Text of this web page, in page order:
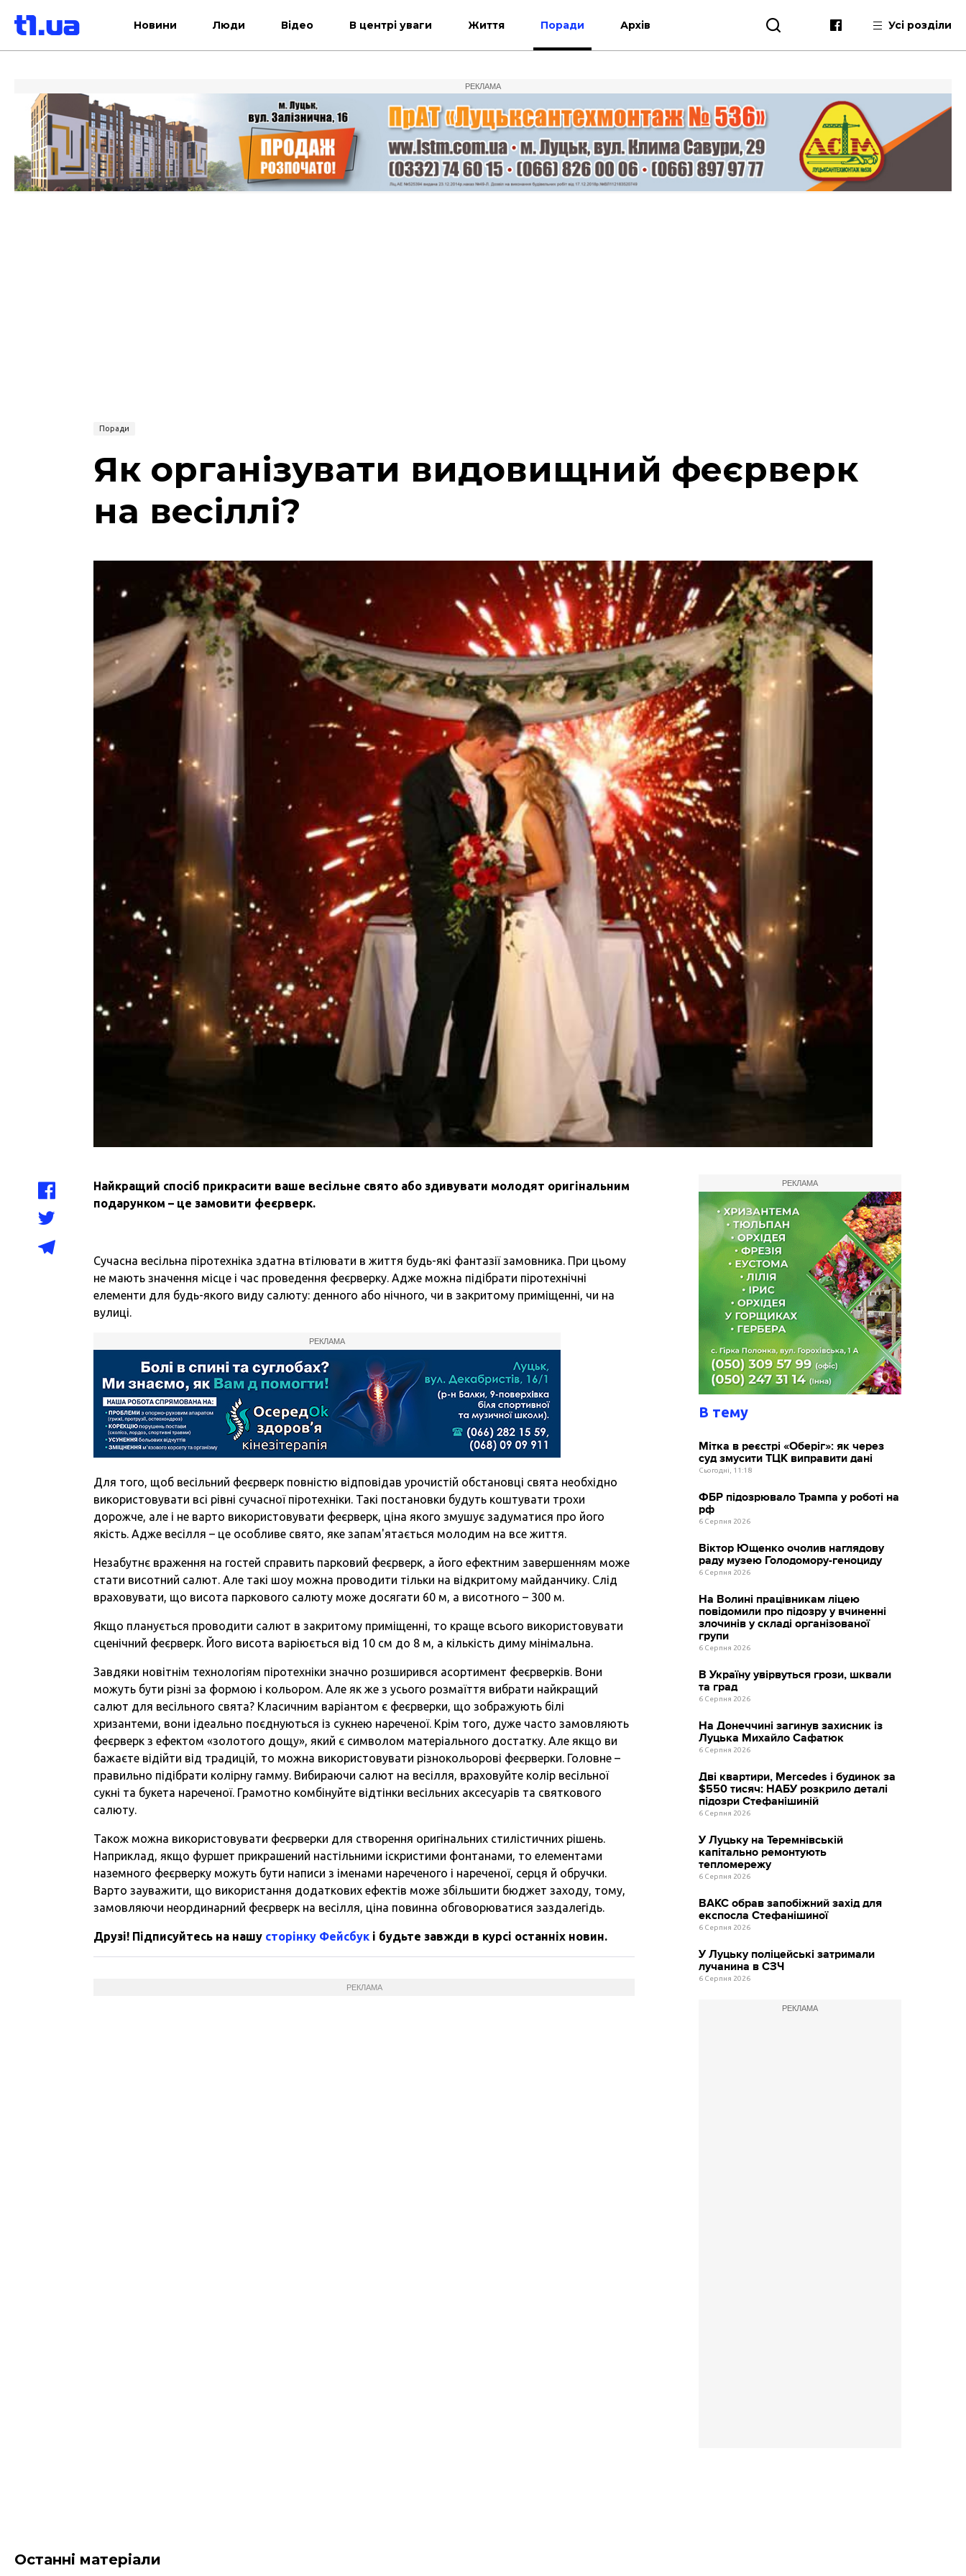
Новини Люди Відео В центрі уваги Життя Поради Архів Усі розділи
РЕКЛАМА
Поради
Як організувати видовищний феєрверк
на весіллі?
Найкращий спосіб прикрасити ваше весільне свято або здивувати молодят оригінальним
подарунком – це замовити феєрверк.
Сучасна весільна піротехніка здатна втілювати в життя будь-які фантазії замовника. При цьому
не мають значення місце і час проведення феєрверку. Адже можна підібрати піротехнічні
елементи для будь-якого виду салюту: денного або нічного, чи в закритому приміщенні, чи на
вулиці.
РЕКЛАМА
Для того, щоб весільний феєрверк повністю відповідав урочистій обстановці свята необхідно
використовувати всі рівні сучасної піротехніки. Такі постановки будуть коштувати трохи
дорожче, але і не варто використовувати феєрверк, ціна якого змушує задуматися про його
якість. Адже весілля – це особливе свято, яке запам'ятається молодим на все життя.
Незабутнє враження на гостей справить парковий феєрверк, а його ефектним завершенням може
стати висотний салют. Але такі шоу можна проводити тільки на відкритому майданчику. Слід
враховувати, що висота паркового салюту може досягати 60 м, а висотного – 300 м.
Якщо планується проводити салют в закритому приміщенні, то краще всього використовувати
сценічний феєрверк. Його висота варіюється від 10 см до 8 м, а кількість диму мінімальна.
Завдяки новітнім технологіям піротехніки значно розширився асортимент феєрверків. Вони
можуть бути різні за формою і кольором. Але як же з усього розмаїття вибрати найкращий
салют для весільного свята? Класичним варіантом є феєрверки, що зображують білі
хризантеми, вони ідеально поєднуються із сукнею нареченої. Крім того, дуже часто замовляють
феєрверк з ефектом «золотого дощу», який є символом матеріального достатку. Але якщо ви
бажаєте відійти від традицій, то можна використовувати різнокольорові феєрверки. Головне –
правильно підібрати колірну гамму. Вибираючи салют на весілля, враховуйте колір весільної
сукні та букета нареченої. Грамотно комбінуйте відтінки весільних аксесуарів та святкового
салюту.
Також можна використовувати феєрверки для створення оригінальних стилістичних рішень.
Наприклад, якщо фуршет прикрашений настільними іскристими фонтанами, то елементами
наземного феєрверку можуть бути написи з іменами нареченого і нареченої, серця й обручки.
Варто зауважити, що використання додаткових ефектів може збільшити бюджет заходу, тому,
замовляючи неординарний феєрверк на весілля, ціна повинна обговорюватися заздалегідь.
Друзі! Підписуйтесь на нашу сторінку Фейсбук і будьте завжди в курсі останніх новин.
РЕКЛАМА
РЕКЛАМА
В тему
Мітка в реєстрі «Оберіг»: як через
суд змусити ТЦК виправити дані
Сьогодні, 11:18
ФБР підозрювало Трампа у роботі на
рф
6 Серпня 2026
Віктор Ющенко очолив наглядову
раду музею Голодомору-геноциду
6 Серпня 2026
На Волині працівникам ліцею
повідомили про підозру у вчиненні
злочинів у складі організованої
групи
6 Серпня 2026
В Україну увірвуться грози, шквали
та град
6 Серпня 2026
На Донеччині загинув захисник із
Луцька Михайло Сафатюк
6 Серпня 2026
Дві квартири, Mercedes і будинок за
$550 тисяч: НАБУ розкрило деталі
підозри Стефанішиній
6 Серпня 2026
У Луцьку на Теремнівській
капітально ремонтують
тепломережу
6 Серпня 2026
ВАКС обрав запобіжний захід для
експосла Стефанішиної
6 Серпня 2026
У Луцьку поліцейські затримали
лучанина в СЗЧ
6 Серпня 2026
РЕКЛАМА
Останні матеріали